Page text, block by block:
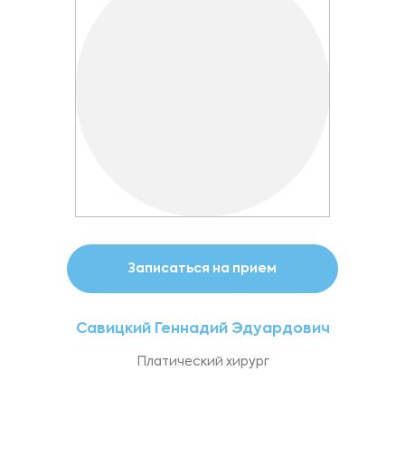
Записаться на прием
Савицкий Геннадий Эдуардович
Платический хирург